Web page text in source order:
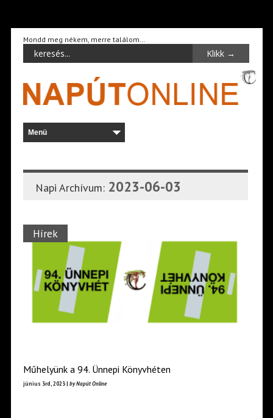
Mondd meg nékem, merre találom…
Napi Archívum: 2023-06-03
Hírek
Műhelyünk a 94. Ünnepi Könyvhéten
június 3rd, 2023 | by Napút Online